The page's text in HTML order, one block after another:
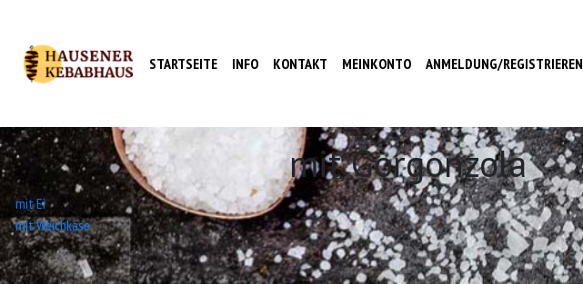
STARTSEITE INFO KONTAKT MEINKONTO ANMELDUNG/REGISTRIEREN
mit Gorgonzola
Beitrags-
Navigation
mit Ei
mit Weichkäse